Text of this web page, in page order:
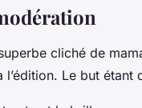
cliché de
l’édition. Le but étant